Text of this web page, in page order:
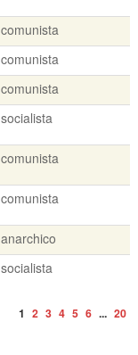
comunista
comunista
comunista
socialista
comunista
comunista
anarchico
socialista
1 2 3 4 5 6 ... 20